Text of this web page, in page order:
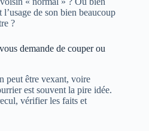
de son bien beaucoup
?
demande de couper ou
peut être vexant, voire
est souvent la pire idée.
vérifier les faits et